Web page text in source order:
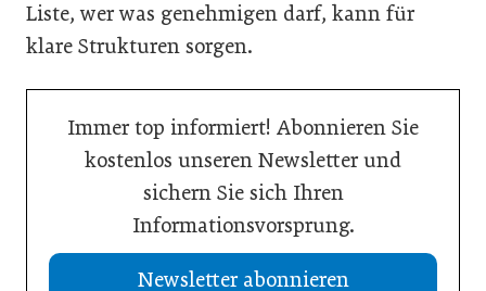
Liste, wer was genehmigen darf, kann für
klare Strukturen sorgen.
Immer top informiert! Abonnieren Sie
kostenlos unseren Newsletter und
sichern Sie sich Ihren
Informationsvorsprung.
Newsletter abonnieren